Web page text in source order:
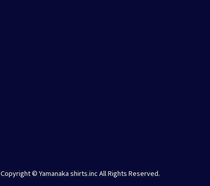
Copyright © Yamanaka shirts.inc All Rights Reserved.